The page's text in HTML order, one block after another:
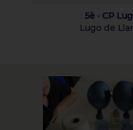
5è · CP
Lugo de